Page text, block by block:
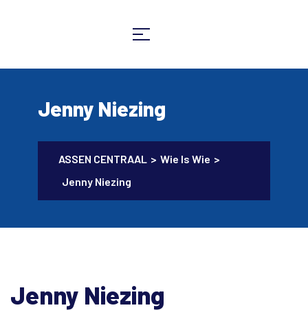
Jenny Niezing
ASSEN CENTRAAL > Wie Is Wie >
Jenny Niezing
Jenny Niezing